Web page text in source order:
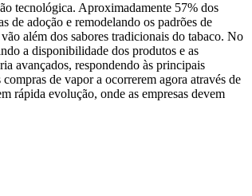
tecnológica. Aproximadamente 57% dos
de adoção e remodelando os padrões de
além dos sabores tradicionais do tabaco. No
a disponibilidade dos produtos e as
avançados, respondendo às principais
de vapor a ocorrerem agora através de
rápida evolução, onde as empresas devem